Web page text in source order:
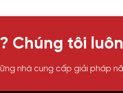
Chúng tôi
nhà cung cấp giải pháp